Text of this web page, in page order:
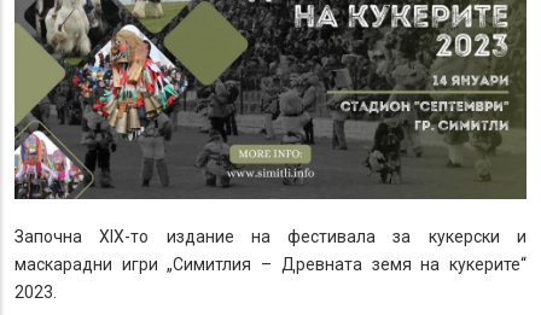
Започна XIX-то издание на фестивала за кукерски и
маскарадни игри „Симитлия – Древната земя на кукерите“
2023.